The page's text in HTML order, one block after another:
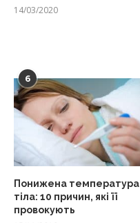
14/03/2020
6
Понижена температура
тіла: 10 причин, які її
провокують